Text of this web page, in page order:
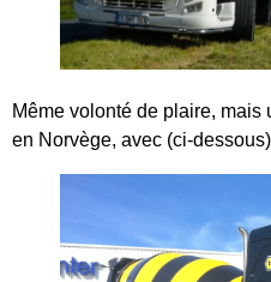
Même volonté de plaire, mais
en Norvège, avec (ci-